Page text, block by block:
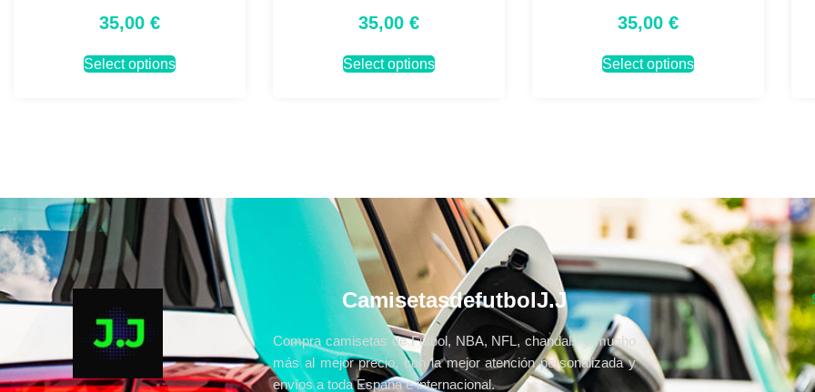
35,00 €
Select options
35,00 €
Select options
35,00 €
Select options
CamisetasdefutbolJ.J
Compra camisetas de Fútbol, NBA, NFL, chandals y mucho
más al mejor precio, con la mejor atención personalizada y
envíos a toda España e internacional.